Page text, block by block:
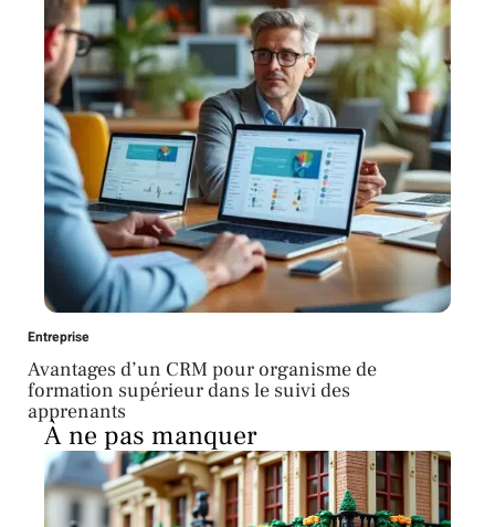
Entreprise
Avantages d’un CRM pour organisme de
formation supérieur dans le suivi des
apprenants
À ne pas manquer